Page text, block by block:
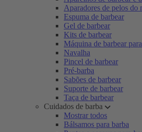
Aparadores de pelos do
Espuma de barbear
Gel de barbear
Kits de barbear
Máquina de barbear
Navalha
Pincel de barbear
Pré-barba
Sabões de barbear
Suporte de barbear
Taça de barbear
Cuidados de barba
Mostrar todos
Bálsamos para barba